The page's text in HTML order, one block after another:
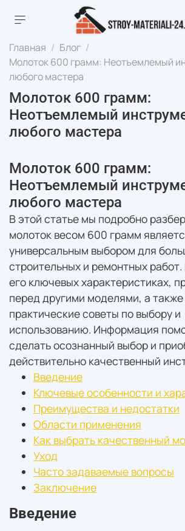
Главная
Блог
Молоток 600 грамм: Неотъемлемый
любого мастера
Молоток 600 грамм:
Неотъемлемый
любого мастера
Молоток 600 грамм:
Неотъемлемый
любого мастера
В этой статье мы подробно
молоток весом 600 грамм
универсальным выбором для
строительных и ремонтных
его ключевых характеристиках,
перед другими моделями, а
практические советы по выбору и
использованию. Информация
сделать осознанный выбор и
действительно качественный
Введение
Ключевые особенности и
Преимущества и недостатки
Области применения
Как выбрать качественный
Уход
Часто задаваемые вопросы
Заключение
Введение